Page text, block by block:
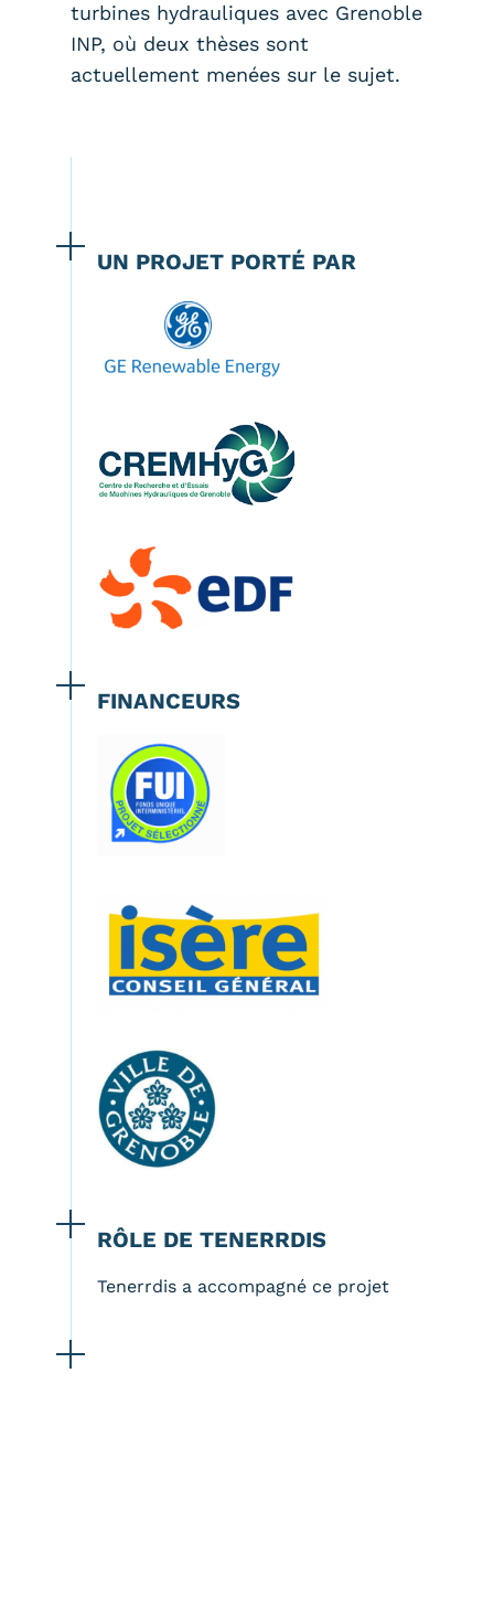
turbines hydrauliques avec Grenoble
INP, où deux thèses sont
actuellement menées sur le sujet.
UN PROJET PORTÉ PAR
FINANCEURS
RÔLE DE TENERRDIS
Tenerrdis a accompagné ce projet